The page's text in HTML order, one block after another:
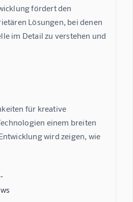
fördert den
Lösungen, bei denen
im Detail zu verstehen und
für kreative
einem breiten
wird zeigen, wie